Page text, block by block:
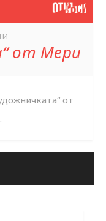
от Мери
от